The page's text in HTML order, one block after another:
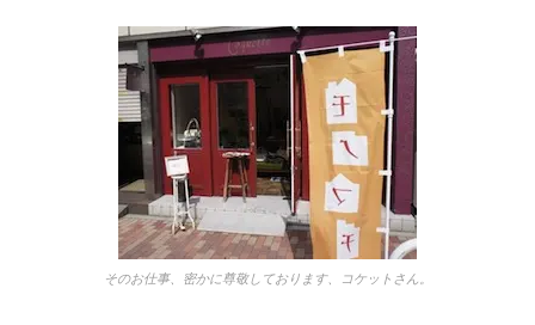
そのお仕事、密かに尊敬しております、コケットさん。